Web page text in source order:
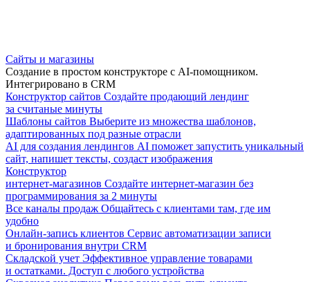
Сайты и магазины
Создание в простом конструкторе с AI-помощником.
Интегрировано в CRM
Конструктор сайтов Создайте продающий лендинг
за считаные минуты
Шаблоны сайтов Выберите из множества шаблонов,
адаптированных под разные отрасли
AI для создания лендингов AI поможет запустить уникальный
сайт, напишет тексты, создаст изображения
Конструктор
интернет-магазинов Создайте интернет-магазин без
программирования за 2 минуты
Все каналы продаж Общайтесь с клиентами там, где им
удобно
Онлайн-запись клиентов Сервис автоматизации записи
и бронирования внутри CRM
Складской учет Эффективное управление товарами
и остатками. Доступ с любого устройства